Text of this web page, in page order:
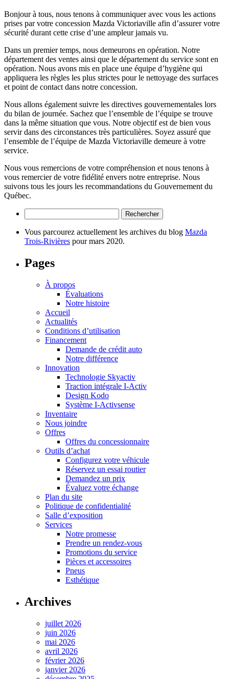
Bonjour à tous, nous tenons à communiquer avec vous les actions
prises par votre concession Mazda Victoriaville afin d’assurer votre
sécurité durant cette crise d’une ampleur jamais vu.
Dans un premier temps, nous demeurons en opération. Notre
département des ventes ainsi que le département du service sont en
opération. Nous avons mis en place une équipe d’hygiène qui
appliquera les règles les plus strictes pour le nettoyage des surfaces
et point de contact dans notre concession.
Nous allons également suivre les directives gouvernementales lors
du bilan de journée. Sachez que l’ensemble de l’équipe se trouve
dans la même situation que vous. Notre objectif est de bien vous
servir dans des circonstances très particulières. Soyez assuré que
l’ensemble de l’équipe de Mazda Victoriaville demeure à votre
service.
Nous vous remercions de votre compréhension et nous tenons à
vous remercier de votre fidélité envers notre entreprise. Nous
suivons tous les jours les recommandations du Gouvernement du
Québec.
Vous parcourez actuellement les archives du blog Mazda
Trois-Rivières pour mars 2020.
Pages
À propos
Évaluations
Notre histoire
Accueil
Actualités
Conditions d’utilisation
Financement
Demande de crédit auto
Notre différence
Innovation
Technologie Skyactiv
Traction intégrale I-Activ
Design Kodo
Système I-Activsense
Inventaire
Nous joindre
Offres
Offres du concessionnaire
Outils d’achat
Configurez votre véhicule
Réservez un essai routier
Demandez un prix
Évaluez votre échange
Plan du site
Politique de confidentialité
Salle d’exposition
Services
Notre promesse
Prendre un rendez-vous
Promotions du service
Pièces et accessoires
Pneus
Esthétique
Archives
juillet 2026
juin 2026
mai 2026
avril 2026
février 2026
janvier 2026